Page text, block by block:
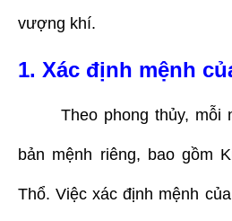
vượng khí.
1. Xác định mệnh
Theo phong thủy, mỗi
bản mệnh riêng, bao gồm
Thổ. Việc xác định mệnh